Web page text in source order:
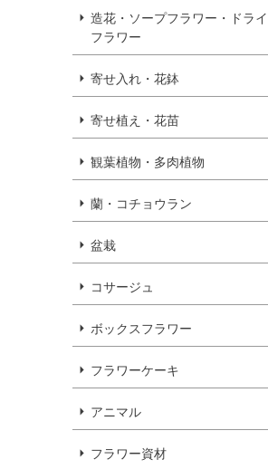
造花・ソープフラワー・ドライ
フラワー
寄せ入れ・花鉢
寄せ植え・花苗
観葉植物・多肉植物
蘭・コチョウラン
盆栽
コサージュ
ボックスフラワー
フラワーケーキ
アニマル
フラワー資材